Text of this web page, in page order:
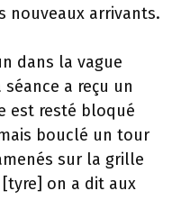
nouveaux arrivants.
dans la vague
a reçu un
est resté bloqué
bouclé un tour
sur la grille
on a dit aux